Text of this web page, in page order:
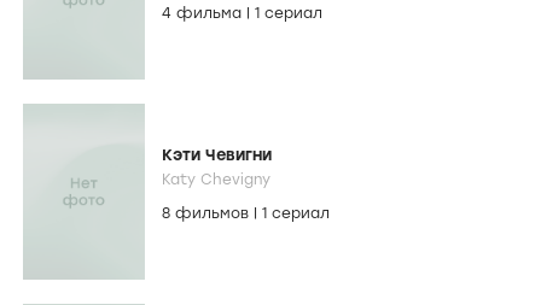
4 фильма
1 сериал
Кэти Чевигни
Katy Chevigny
8 фильмов
1 сериал